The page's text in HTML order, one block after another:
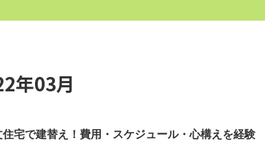
年03月
宅で建替え！費用・スケジュール・心構えを経験